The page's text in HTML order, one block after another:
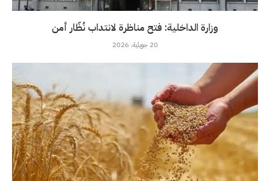
وزارة الداخلية: فتح مناظرة لانتداب نُظّار أمن
20 جويلية، 2026